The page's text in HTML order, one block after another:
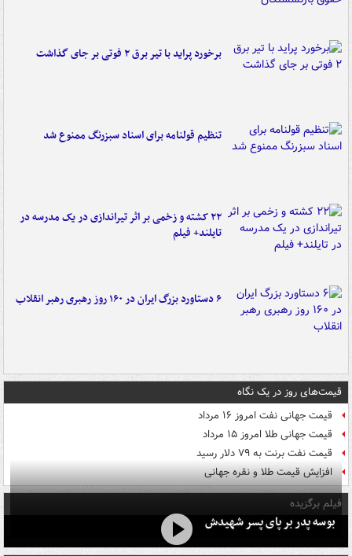
برخورد پراید با تیر برق ۲ فوتی بر جای گذاشت
تنظیم قولنامه برای اسناد سبزرنگ ممنوع شد
۲۲ کشته و زخمی بر اثر تیراندازی در یک مدرسه در
تایلند+ فیلم
۶ دستاورد بزرگ ایران در ۱۶۰ روز رهبری رهبر انقلاب
قیمت‌های روز در یک نگاه
قیمت جهانی نفت امروز ۱۶ مرداد
قیمت جهانی طلا امروز ۱۵ مرداد
قیمت نفت برنت به ۷۹ دلار رسید
افزایش قیمت طلا و نقره جهانی
فیلم برگزیده
بوسه‌ پدر بر پای پسر شهیدش